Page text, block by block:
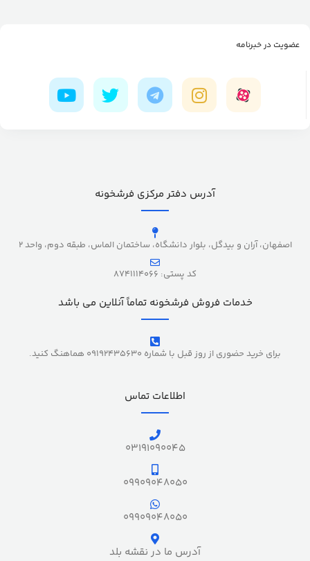
عضویت در خبرنامه
آدرس دفتر مرکزی فرشخونه
اصفهان، آران و بیدگل، بلوار دانشگاه، ساختمان الماس، طبقه دوم، واحد 2
کد پستی: 8741114066
خدمات فروش فرشخونه تماماً آنلاین می باشد
برای خرید حضوری از روز قبل با شماره 09192435630 هماهنگ کنید.
اطلاعات تماس
03191090045
09909048050
09909048050
آدرس ما در نقشه بلد